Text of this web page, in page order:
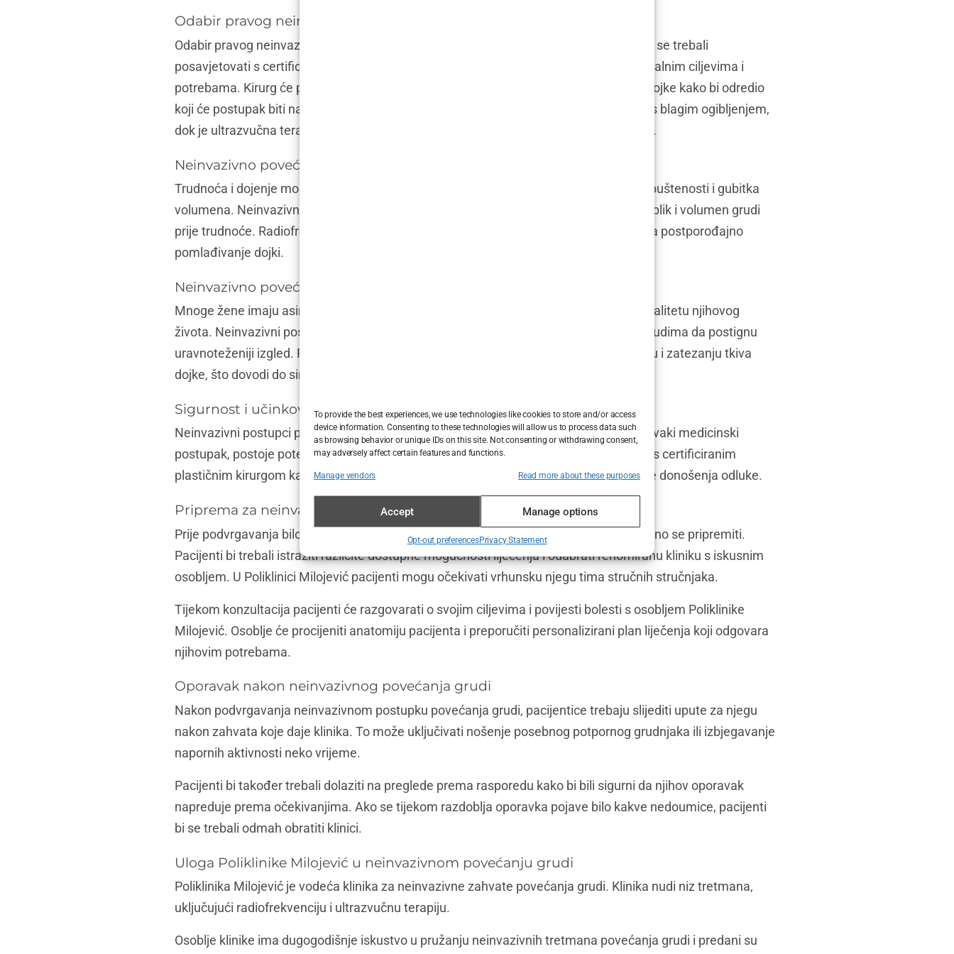
To provide the best experiences, we use technologies like cookies to store and/or access
device information. Consenting to these technologies will allow us to process data such
as browsing behavior or unique IDs on this site. Not consenting or withdrawing consent,
may adversely affect certain features and functions.
Manage vendors Read more about these purposes
Accept Manage options
Opt-out preferencesPrivacy Statement
Odabir pravog neinvazivnog postupka povećanja grudi
Odabir pravog neinvazivnog postupka povećanja grudi može biti izazovan. Pacijenti bi se trebali
posavjetovati s certificiranim plastičnim kirurgom kako bi razgovarali o svojim individualnim ciljevima i
potrebama. Kirurg će procijeniti pacijentovu anatomiju, kvalitetu kože i količinu tkiva dojke kako bi odredio
koji će postupak biti najučinkovitiji. Terapija radiofrekvencijom idealna je za pacijente s blagim ogibljenjem,
dok je ultrazvučna terapija prikladnija za pacijente s umjerenim do teškim ogibljenjem.
Neinvazivno povećanje grudi za žene nakon poroda
Trudnoća i dojenje mogu uzrokovati značajne promjene u tkivu dojke, što dovodi do opuštenosti i gubitka
volumena. Neinvazivni postupci povećanja grudi mogu pomoći trudnicama da vrate oblik i volumen grudi
prije trudnoće. Radiofrekvencija i ultrazvučna terapija sigurni su i učinkoviti tretmani za postporođajno
pomlađivanje dojki.
Neinvazivno povećanje grudi za žene s asimetričnim grudima
Mnoge žene imaju asimetrične grudi, što može uzrokovati samosvijest i utjecati na kvalitetu njihovog
života. Neinvazivni postupci povećanja grudi mogu pomoći ženama s asimetričnim grudima da postignu
uravnoteženiji izgled. Radiofrekvencija i ultrazvučna terapija mogu pomoći u podizanju i zatezanju tkiva
dojke, što dovodi do simetričnijeg izgleda.
Sigurnost i učinkovitost neinvazivnog povećanja grudi
Neinvazivni postupci povećanja grudi općenito su sigurni i učinkoviti. Međutim, kao i svaki medicinski
postupak, postoje potencijalni rizici i komplikacije. Pacijenti bi se trebali posavjetovati s certificiranim
plastičnim kirurgom kako bi razgovarali o rizicima i prednostima svakog postupka prije donošenja odluke.
Priprema za neinvazivno povećanje grudi
Prije podvrgavanja bilo kojem neinvazivnom postupku povećanja grudi, važno je pravilno se pripremiti.
Pacijenti bi trebali istražiti različite dostupne mogućnosti liječenja i odabrati renomiranu kliniku s iskusnim
osobljem. U Poliklinici Milojević pacijenti mogu očekivati vrhunsku njegu tima stručnih stručnjaka.
Tijekom konzultacija pacijenti će razgovarati o svojim ciljevima i povijesti bolesti s osobljem Poliklinike
Milojević. Osoblje će procijeniti anatomiju pacijenta i preporučiti personalizirani plan liječenja koji odgovara
njihovim potrebama.
Oporavak nakon neinvazivnog povećanja grudi
Nakon podvrgavanja neinvazivnom postupku povećanja grudi, pacijentice trebaju slijediti upute za njegu
nakon zahvata koje daje klinika. To može uključivati nošenje posebnog potpornog grudnjaka ili izbjegavanje
napornih aktivnosti neko vrijeme.
Pacijenti bi također trebali dolaziti na preglede prema rasporedu kako bi bili sigurni da njihov oporavak
napreduje prema očekivanjima. Ako se tijekom razdoblja oporavka pojave bilo kakve nedoumice, pacijenti
bi se trebali odmah obratiti klinici.
Uloga Poliklinike Milojević u neinvazivnom povećanju grudi
Poliklinika Milojević je vodeća klinika za neinvazivne zahvate povećanja grudi. Klinika nudi niz tretmana,
uključujući radiofrekvenciju i ultrazvučnu terapiju.
Osoblje klinike ima dugogodišnje iskustvo u pružanju neinvazivnih tretmana povećanja grudi i predani su